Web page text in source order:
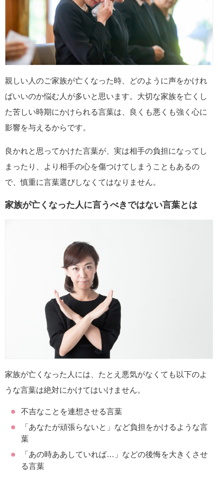
親しい人のご家族が亡くなった時、どのように声をかけれ
ばいいのか悩む人が多いと思います。大切な家族を亡くし
た苦しい時期にかけられる言葉は、良くも悪くも強く心に
影響を与えるからです。
良かれと思ってかけた言葉が、実は相手の負担になってし
まったり、より相手の心を傷つけてしまうこともあるの
で、慎重に言葉選びしなくてはなりません。
家族が亡くなった人に言うべきではない言葉とは
家族が亡くなった人には、たとえ悪気がなくても以下のよ
うな言葉は絶対にかけてはいけません。
不吉なことを連想させる言葉
「あなたが頑張らないと」など負担をかけるような言
葉
「あの時ああしていれば…」などの後悔を大きくさせ
る言葉